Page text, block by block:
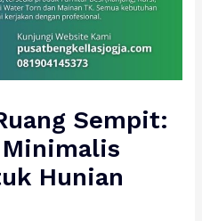
Sempit:
Minimalis
Hunian